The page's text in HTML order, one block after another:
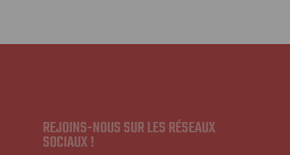
REJOINS-NOUS SUR LES RÉSEAUX
SOCIAUX !